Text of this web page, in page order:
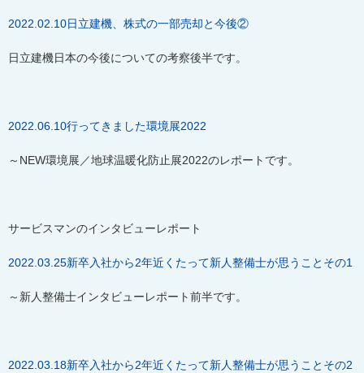
2022.02.10日立建機、株式の一部売却と今後②
日立建機日本の今後についての考察後半です。
2022.06.10行ってきました環境展2022
～ NEW環境展／地球温暖化防止展2022のレポートです。
サービスマンのインタビューレポート
2022.03.25新卒入社から2年近くたって新人整備士が思うことその1
～新人整備士インタビューレポート前半です。
2022.03.18新卒入社から2年近くたって新人整備士が思うことその2